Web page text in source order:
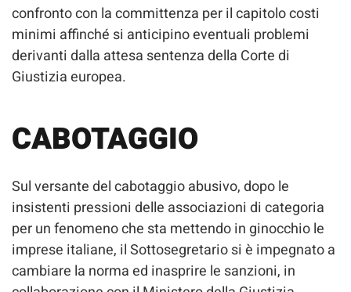
confronto con la committenza per il capitolo costi
minimi affinché si anticipino eventuali problemi
derivanti dalla attesa sentenza della Corte di
Giustizia europea.
CABOTAGGIO
Sul versante del cabotaggio abusivo, dopo le
insistenti pressioni delle associazioni di categoria
per un fenomeno che sta mettendo in ginocchio le
imprese italiane, il Sottosegretario si è impegnato a
cambiare la norma ed inasprire le sanzioni, in